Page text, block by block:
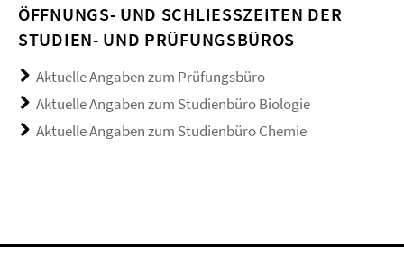
ÖFFNUNGS- UND SCHLIESSZEITEN DER S
TUDIEN- UND PRÜFUNGSBÜROS
Aktuelle Angaben zum Prüfungsbüro
Aktuelle Angaben zum Studienbüro Biologie
Aktuelle Angaben zum Studienbüro Chemie